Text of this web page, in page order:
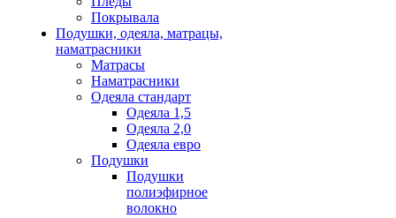
Покрывала
Подушки, одеяла, матрацы,
наматрасники
Матрасы
Наматрасники
Одеяла стандарт
Одеяла 1,5
Одеяла 2,0
Одеяла евро
Подушки
Подушки
полиэфирное
волокно